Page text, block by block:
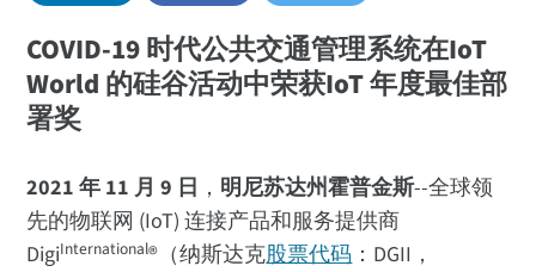
COVID-19 时代公共交通管理系统在IoT
World 的硅谷活动中荣获IoT 年度最佳部
署奖
2021 年 11 月 9 日 ， 明尼苏达州霍普金斯--全球领
先的物联网 (IoT) 连接产品和服务提供商
DigiInternational®（纳斯达克股票代码：DGII，